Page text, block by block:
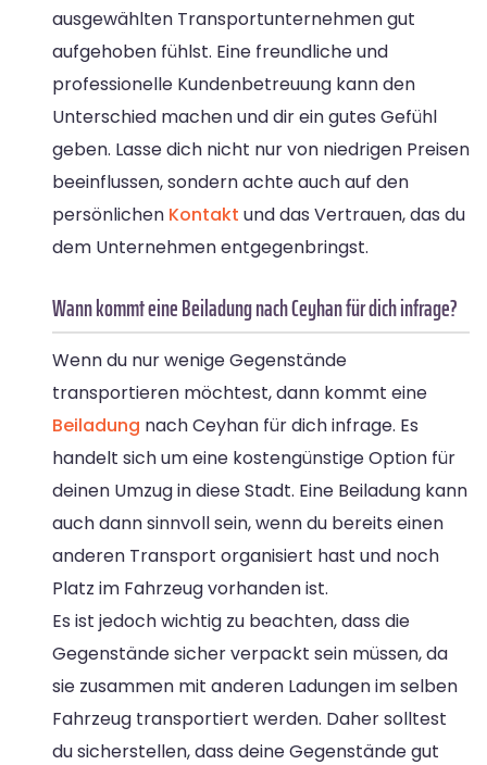
ausgewählten Transportunternehmen gut
aufgehoben fühlst. Eine freundliche und
professionelle Kundenbetreuung kann den
Unterschied machen und dir ein gutes Gefühl
geben. Lasse dich nicht nur von niedrigen Preisen
beeinflussen, sondern achte auch auf den
persönlichen Kontakt und das Vertrauen, das du
dem Unternehmen entgegenbringst.
Wann kommt eine Beiladung nach Ceyhan für dich infrage?
Wenn du nur wenige Gegenstände
transportieren möchtest, dann kommt eine
Beiladung nach Ceyhan für dich infrage. Es
handelt sich um eine kostengünstige Option für
deinen Umzug in diese Stadt. Eine Beiladung kann
auch dann sinnvoll sein, wenn du bereits einen
anderen Transport organisiert hast und noch
Platz im Fahrzeug vorhanden ist.
Es ist jedoch wichtig zu beachten, dass die
Gegenstände sicher verpackt sein müssen, da
sie zusammen mit anderen Ladungen im selben
Fahrzeug transportiert werden. Daher solltest
du sicherstellen, dass deine Gegenstände gut